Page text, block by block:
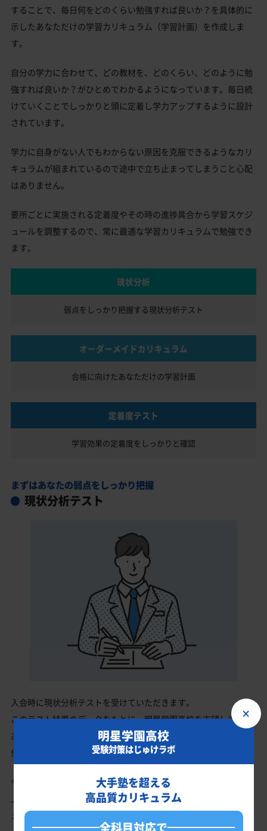
することで、毎日何をどのくらい勉強すれば良いか？を具体的に
示したあなただけの学習カリキュラム（学習計画）を作成しま
す。
自分の学力に合わせて、どの教材を、どのくらい、どのように勉
強すれば良いか？がひとめでわかるようになっています。毎日続
けていくことでしっかりと頭に定着し学力アップするように設計
されています。
学力に自身がない人でもわからない原因を克服できるようなカリ
キュラムが組まれているので途中で立ち止まってしまうこと心配
はありません。
要所ごとに実施される定着度やその時の進捗具合から学習スケジ
ュールを調整するので、常に最適な学習カリキュラムで勉強でき
ます。
現状分析
弱点をしっかり把握する現状分析テスト
オーダーメイドカリキュラム
合格に向けたあなただけの学習計画
定着度テスト
学習効果の定着度を しっかりと確認
まずはあなたの弱点をしっかり把握
現状分析テスト
入会時に現状分析テストを受けていただきます。
このテスト結果のデータをもとに、明星学園高校を志望している
あなたに英語・数学・国語・理科・社会の最適なカリキュラムを
作成します。
今の成績・偏差値から明星学園高校の入試で確実に合格最低点以
上を取る、余裕を持って合格点を取るための勉強法、学習スケジ
ュールを明確にします。
×
明星学園高校
受験対策はじゅけラボ
大手塾を超える
高品質カリキュラム
全科目対応で